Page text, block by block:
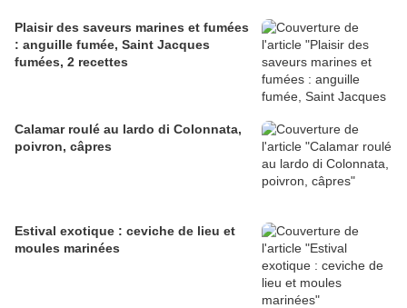
Plaisir des saveurs marines et fumées
: anguille fumée, Saint Jacques
fumées, 2 recettes
Calamar roulé au lardo di Colonnata,
poivron, câpres
Estival exotique : ceviche de lieu et
moules marinées